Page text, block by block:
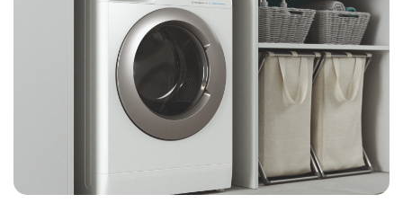
Морозильные камеры
Стиральные и сушильные машины
Посудомоечные машины
Вытяжки